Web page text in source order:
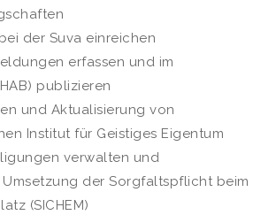
der Suva einreichen
erfassen und im
publizieren
und Aktualisierung von
Institut für Geistiges Eigentum
verwalten und
der Sorgfaltspflicht beim
(SICHEM)